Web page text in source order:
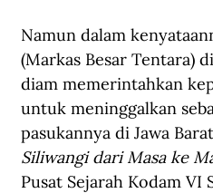
Namun dalam
(Markas Besar Tentara)
diam memerintahkan
untuk meninggalkan
pasukannya di Jawa
Siliwangi dari Masa ke
Pusat Sejarah Kodam VI